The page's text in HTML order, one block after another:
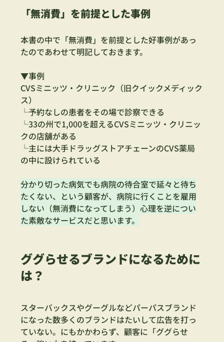
「無消費」を前提とした事例
本書の中で「無消費」を前提とした好事例があっ
たのであわせて明記しておきます。
▼事例
CVSミニッツ・クリニック（旧クイックメディック
ス）
└予約なしの患者をその場で診察できる
└33の州で1,000を超えるCVSミニッツ・クリニッ
クの店舗がある
└主には大手ドラッグストアチェーンのCVS薬局
の中に設けられている
分かり切った病気でも病院の待合室で延々と待ち
たくない、という顧客が、病院に行くことを雇用
しない（無消費になってしまう）心理を逆につい
た素敵なサービスだと思います。
ググらせるブランドになるために
は？
スターバックスやグーグルなどパーパスブランド
になった数多くのブランドはたいして広告を打っ
ていない。にもかかわらず、顧客に「ググらせ